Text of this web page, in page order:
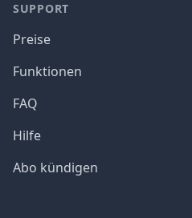
SUPPORT
Preise
Funktionen
FAQ
Hilfe
Abo kündigen